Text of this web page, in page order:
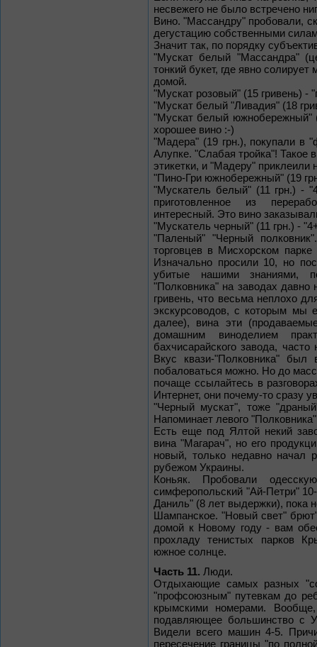
несвежего не было встречено
Вино. "Массандру" пробовали,
дегустацию собственными
Значит так, по порядку
"Мускат белый "Массандра"
тонкий букет, где явно
домой.
"Мускат розовый" (15 гривень) -
"Мускат белый "Ливадия" (18
"Мускат белый южнобережный"
хорошее вино :-)
"Мадера" (19 грн.), покупали в
Алупке. "Слабая тройка"! Такое
этикетки, и "Мадеру" приклеили
"Пино-Гри южнобережный" (19
"Мускатель белый" (11 грн.) -
приготовленное из
интересный. Это вино
"Мускатель черный" (11 грн.) -
"Паленый" "Черный
торговцев в Мисхорском
Изначально просили 10, но
убитые нашими знаниями,
"Полковника" на заводах давно
гривень, что весьма неплохо
экскурсоводов, с которым мы
далее), вина эти
домашним виноделием
бахчисарайского завода,
Вкус квази-"Полковника"
побаловаться можно. Но до
почаще ссылайтесь в
Интернет, они почему-то сразу
"Черный мускат", тоже
Напоминает левого
Есть еще под Ялтой некий
вина "Магарач", но его
новый, только недавно начал
рубежом Украины.
Коньяк. Пробовали
симферопольский "Ай-Петри"
Даниль" (8 лет выдержки), пока
Шампанское. "Новый свет"
домой к Новому году - вам
прохладу тенистых парков
южное солнце.
Часть 11. Люди.
Отдыхающие самых разных
"профсоюзным" путевкам до
крымскими номерами.
подавляющее большинство с
Видели всего машин 4-5.
пересечение границы "по